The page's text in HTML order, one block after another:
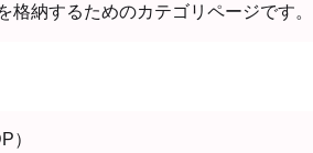
格納するためのカテゴリページです。
）